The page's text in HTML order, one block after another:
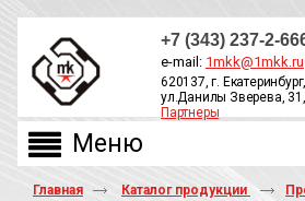
+7 (343) 237-2-
e-mail: 1mkk@1mkk.ru
620137, г. Екатеринбург,
ул.Данилы Зверева,
Партнеры
Главная Каталог продукции